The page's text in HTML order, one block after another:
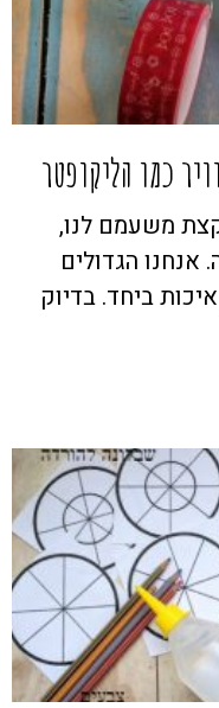
כמו הליקופטר
קצת משעמם לנו,
אנחנו הגדולים
ביחד. בדיוק